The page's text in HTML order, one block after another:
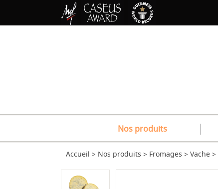
Nos produits
Accueil Nos produits Fromages Vache